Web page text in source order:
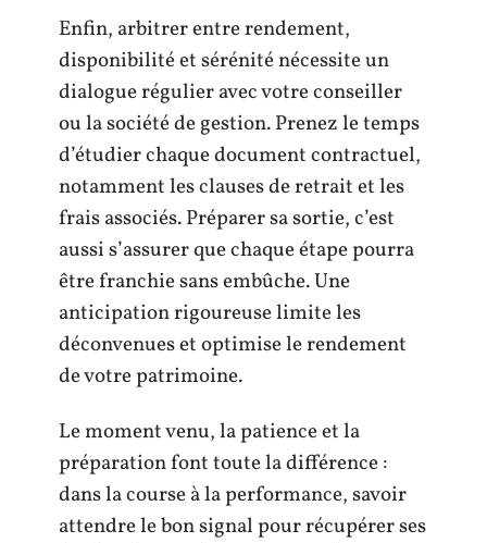
Enfin, arbitrer entre rendement,
disponibilité et sérénité nécessite un
dialogue régulier avec votre conseiller
ou la société de gestion. Prenez le temps
d’étudier chaque document contractuel,
notamment les clauses de retrait et les
frais associés. Préparer sa sortie, c’est
aussi s’assurer que chaque étape pourra
être franchie sans embûche. Une
anticipation rigoureuse limite les
déconvenues et optimise le rendement
de votre patrimoine.
Le moment venu, la patience et la
préparation font toute la différence :
dans la course à la performance, savoir
attendre le bon signal pour récupérer ses